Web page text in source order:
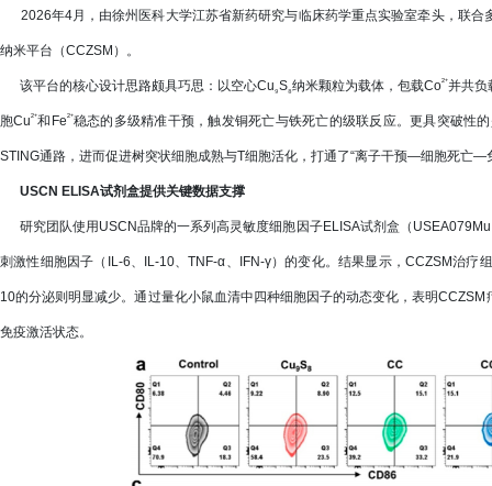
2026年4月，由徐州医科大学江苏省新药研究与临床药学重点实验室牵头，联合
纳米平台（CCZSM）。
该平台的核心设计思路颇具巧思：以空心Cu₉S₈纳米颗粒为载体，包载Co²⁺并共负
胞Cu²⁺和Fe²⁺稳态的多级精准干预，触发铜死亡与铁死亡的级联反应。更具突破性
STING通路，进而促进树突状细胞成熟与T细胞活化，打通了“离子干预—细胞死亡—
USCN ELISA试剂盒提供关键数据支撑
研究团队使用USCN品牌的一系列高灵敏度细胞因子ELISA试剂盒（
刺激性细胞因子（IL-6、IL-10、TNF-α、IFN-γ）的变化。结果显示，CCZSM治
10的分泌则明显减少。通过量化小鼠血清中四种细胞因子的动态变化，表明
免疫激活状态。